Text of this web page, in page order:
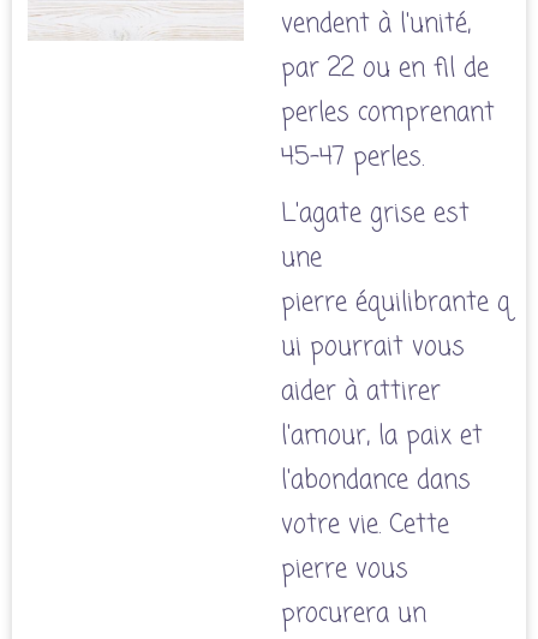
vendent à l'unité,
par 22 ou en fil de
perles comprenant
45-47 perles.
L'agate grise est
une
pierre équilibrante q
ui pourrait vous
aider à attirer
l'amour, la paix et
l'abondance dans
votre vie. Cette
pierre vous
procurera un